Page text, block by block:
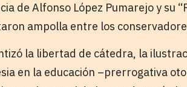
de Alfonso López Pumarejo y su
ampolla entre los
la libertad de cátedra, la
en la educación –prerrogativa